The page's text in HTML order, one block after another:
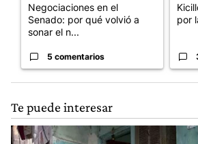
Negociaciones en el
Senado: por qué volvió a
sonar el n...
5 comentarios
por